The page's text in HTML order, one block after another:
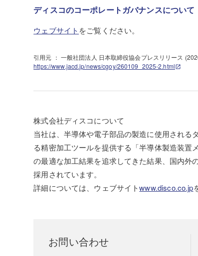
ディスコのコーポレートガバナンスについて
ウェブサイト をご覧ください。
引用元 ： 一般社団法人 日本取締役協会プレスリリース
https://www.jacd.jp/news/cgoy/260109_2025-2.html
株式会社ディスコについて
当社は、半導体や電子部品の製造に使用される
る精密加工ツールを提供する「半導体製造装
の最適な加工結果を追求してきた結果、国内外
採用されています。
詳細については、ウェブサイトwww.disco.co.jp
お問い合わせ